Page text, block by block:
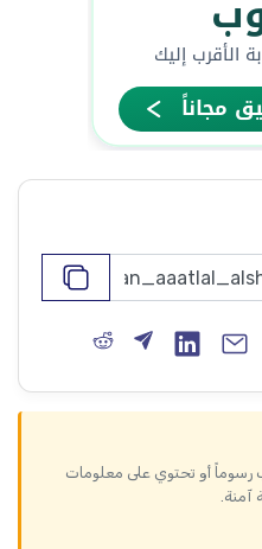
رسوماً أو تحتوي على معلومات
آمنة.